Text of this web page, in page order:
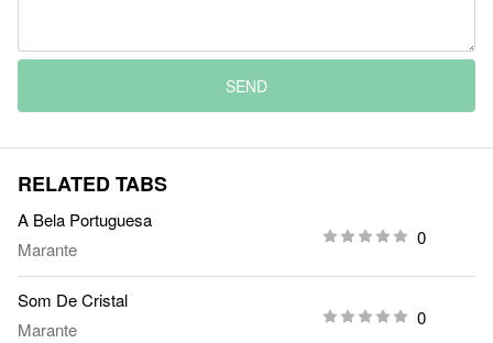
SEND
RELATED TABS
A Bela Portuguesa
Marante
0
Som De Cristal
Marante
0